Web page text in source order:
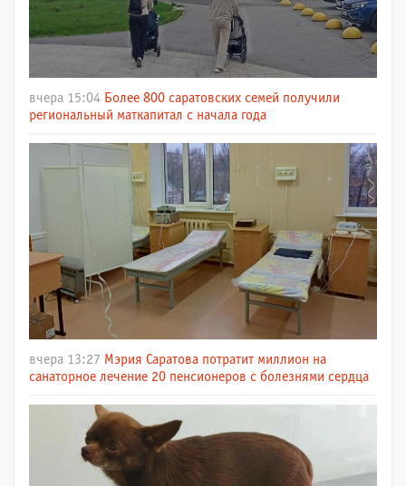
вчера 15:04 Более 800 саратовских семей получили
региональный маткапитал с начала года
вчера 13:27 Мэрия Саратова потратит миллион на
санаторное лечение 20 пенсионеров с болезнями сердца